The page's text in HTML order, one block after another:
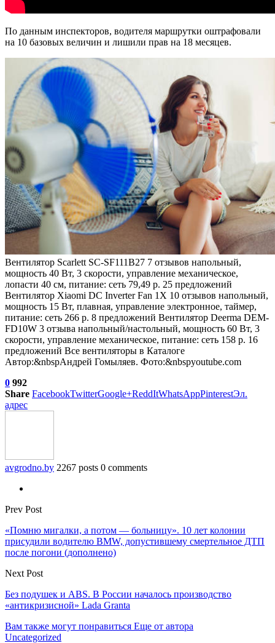
По данным инспекторов, водителя маршрутки оштрафовали
на 10 базовых величин и лишили прав на 18 месяцев.
Вентилятор Scarlett SC-SF111B27 7 отзывов напольный,
мощность 40 Вт, 3 скорости, управление механическое,
лопасти 40 см, питание: сеть 79,49 р. 25 предложений
Вентилятор Xiaomi DC Inverter Fan 1X 10 отзывов напольный,
мощность 15 Вт, плавная, управление электронное, таймер,
питание: сеть 266 р. 8 предложений Вентилятор Deerma DEM-
FD10W 3 отзыва напольный/настольный, мощность 60 Вт, 3
скорости, управление механическое, питание: сеть 158 р. 16
предложений Все вентиляторы в Каталоге
Автор:&nbspАндрей Гомыляев. Фото:&nbspyoutube.com
0 992
Share FacebookTwitterGoogle+ReddItWhatsAppPinterestЭл.
адрес
avgrodno.by 2267 posts 0 comments
Prev Post
«Помню мигалки, а потом — больницу». 10 лет колонии
присудили водителю BMW, допустившему смертельное ДТП
после погони (дополнено)
Next Post
Без подушек и ABS. В России началось производство
«антикризисной» Lada Granta
Вам также могут понравиться Еще от автора
Uncategorized